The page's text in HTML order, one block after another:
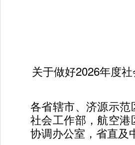
关于做好2026年度
各省辖市、济源示
社会工作部，航空
协调办公室，省直及